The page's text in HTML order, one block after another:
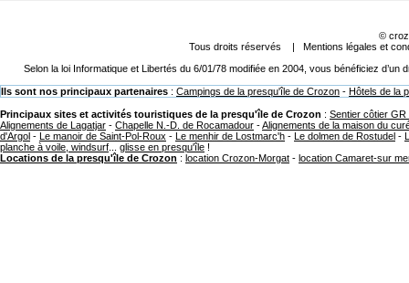
©
Tous droits réservés | Mentions légales et
Selon la loi Informatique et Libertés du 6/01/78 modifiée en 2004, vous bénéficiez
Ils sont nos principaux partenaires : Campings de la presqu'île de Crozon - Hôtels de la
Principaux sites et activités touristiques de la presqu'île de Crozon : Sentier côtier GR
Alignements de Lagatjar - Chapelle N.-D. de Rocamadour -Alignements de la maison du
d'Argol - Le manoir de Saint-Pol-Roux - Le menhir de Lostmarc'h - Le dolmen de Rostudel -
planche à voile, windsurf
glisse en presqu'île !
Locations de la presqu'île de Crozon : location Crozon-Morgat - location Camaret-sur